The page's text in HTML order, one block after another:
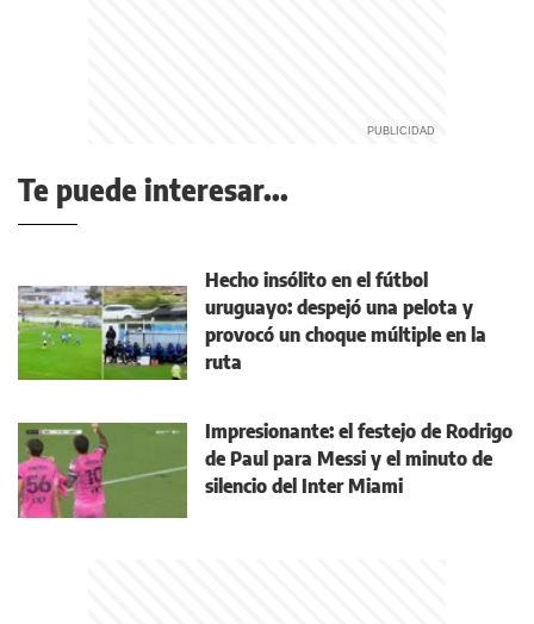
Te puede interesar...
Hecho insólito en el fútbol
uruguayo: despejó una pelota y
provocó un choque múltiple en la
ruta
Impresionante: el festejo de Rodrigo
de Paul para Messi y el minuto de
silencio del Inter Miami